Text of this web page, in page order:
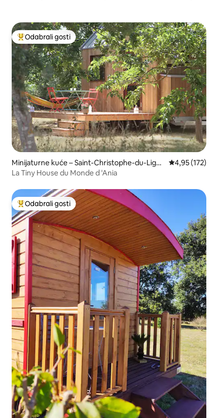
Među najviše rangiranima s oznakom „Odabrali gosti”
Odabrali gosti
Minijaturne kuće – Saint-Christophe-du-Ligne
ron
Prosječna
4,95 (172)
La Tiny House du Monde d 'Ania
Među najviše rangiranima s oznakom „Odabrali gosti”
Odabrali gosti